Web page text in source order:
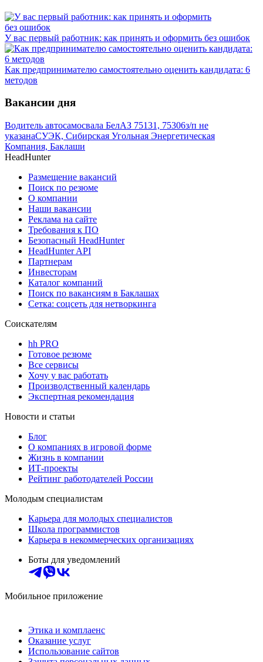
У вас первый работник: как принять и оформить без ошибок
Как предпринимателю самостоятельно оценить кандидата: 6
методов
Вакансии дня
Водитель автосамосвала БелАЗ 75131, 75306з/п не
указанаСУЭК, Сибирская Угольная Энергетическая
Компания, Баклаши
HeadHunter
Размещение вакансий
Поиск по резюме
О компании
Наши вакансии
Реклама на сайте
Требования к ПО
Безопасный HeadHunter
HeadHunter API
Партнерам
Инвесторам
Каталог компаний
Поиск по вакансиям в Баклашах
Сетка: соцсеть для нетворкинга
Соискателям
hh PRO
Готовое резюме
Все сервисы
Хочу у вас работать
Производственный календарь
Экспертная рекомендация
Новости и статьи
Блог
О компаниях в игровой форме
Жизнь в компании
ИТ-проекты
Рейтинг работодателей России
Молодым специалистам
Карьера для молодых специалистов
Школа программистов
Карьера в некоммерческих организациях
Боты для уведомлений
Мобильное приложение
Этика и комплаенс
Оказание услуг
Использование сайтов